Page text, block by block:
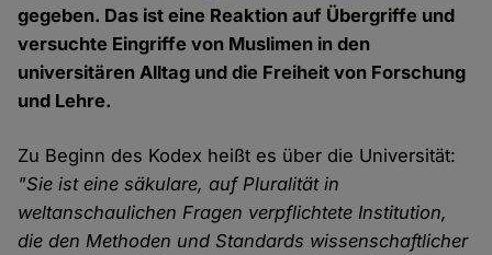
gegeben. Das ist eine Reaktion auf Übergriffe und
versuchte Eingriffe von Muslimen in den
universitären Alltag und die Freiheit von Forschung
und Lehre.
Zu Beginn des Kodex heißt es über die Universität:
"Sie ist eine säkulare, auf Pluralität in
weltanschaulichen Fragen verpflichtete Institution,
die den Methoden und Standards wissenschaftlicher